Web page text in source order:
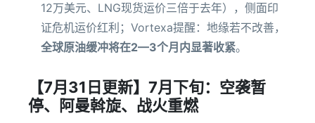
12万美元、LNG现货运价三倍于去年），侧面印
证危机运价红利；Vortexa提醒：地缘若不改善，
全球原油缓冲将在2—3个月内显著收紧。
【7月31日更新】7月下旬：空袭暂
停、阿曼斡旋、战火重燃